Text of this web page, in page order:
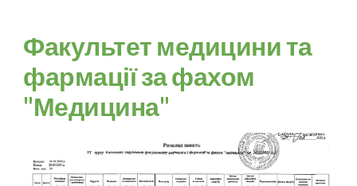
Факультет медицини та
фармації за фахом
"Медицина"